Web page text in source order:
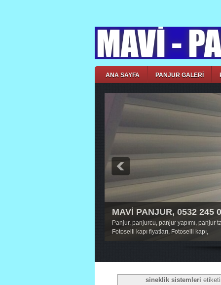
ANA SAYFA PANJUR GALERİ
MAVİ PANJUR, 0532 245
Panjur, panjurcu, panjur yapımı, panjur
Fotoselli kapı fiyatları, Fotoselli kapı,
MAVİ PANJUR, 0532 245
Panjur, panjurcu, panjur yapımı, panjur
Fotoselli kapı fiyatları, Fotoselli kapı,
sineklik sistemleri